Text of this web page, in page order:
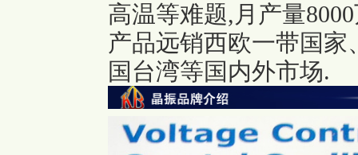
高温等难题,月产量
产品远销西欧一带国
国台湾等国内外市场.